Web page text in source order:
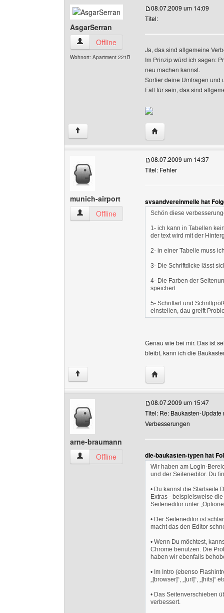
AsgarSerran
AsgarSerran Benutzer-Profile anzeigen
Offline
Wohnort: Apartment 221B
08.07.2009 um 14:09
Titel:
Ja, das sind allgemeine
Im Prinzip würd ich sagen:
neu machen kannst.
Sortier deine Umfragen und
Fall für sein, das sind
↑ Website dieses
munich-airport
munich-airport Benutzer-Profile anzeigen
Offline
08.07.2009 um 14:37
Titel: Fehler
svsandvereinmelle hat
Schön diese
1- ich kann in Tabellen
der text wird mit der
2- in einer Tabelle muss
3- Die Schriftdicke lässt
4- Die Farben der
speichert
5- Schriftart und
einstellen, dau greift
Genau wie bei mir. Das ist
bleibt, kann ich die
↑ Website dieses
arne-braumann
arne-braumann Benutzer-Profile anzeigen
Offline
08.07.2009 um 15:47
Titel: Re: Baukasten-Update
Verbesserungen
die-baukasten-typen hat
Wir haben am Login-
und der Seiteneditor. Du
• Du kannst die Startseite
Extras - beispielsweise
Seiteneditor unter
• Der Seiteneditor ist
macht das den Editor
• Wenn Du möchtest,
Chrome benutzen. Die
haben wir ebenfalls
• Im Intro (ebenso
„[browser]“, „[url]“, „[hits]“
• Das Seitenverschieben
verbessert.